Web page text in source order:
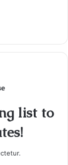
list to